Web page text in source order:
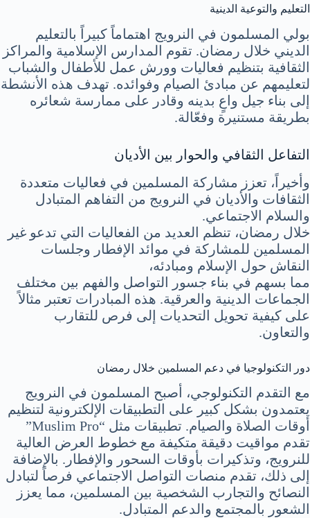
التعليم والتوعية الدينية
بولي المسلمون في النرويج اهتماماً كبيراً بالتعليم
الديني خلال رمضان. تقوم المدارس الإسلامية والمراكز
الثقافية بتنظيم فعاليات وورش عمل للأطفال والشباب
لتعليمهم عن مبادئ الصيام وفوائده. تهدف هذه الأنشطة
إلى بناء جيل واعٍ بدينه وقادر على ممارسة شعائره
بطريقة مستنيرة وفعّالة.
التفاعل الثقافي والحوار بين الأديان
وأخيراً، تعزز مشاركة المسلمين في فعاليات متعددة
الثقافات والأديان في النرويج من التفاهم المتبادل
والسلام الاجتماعي.
خلال رمضان، تنظم العديد من الفعاليات التي تدعو غير
المسلمين للمشاركة في موائد الإفطار وجلسات
النقاش حول الإسلام ومبادئه،
مما بسهم في بناء جسور التواصل والفهم بين مختلف
الجماعات الدينية والعرقية. هذه المبادرات تعتبر مثالاً
على كيفية تحويل التحديات إلى فرص للتقارب
والتعاون.
دور التكنولوجيا في دعم المسلمين خلال رمضان
مع التقدم التكنولوجي، أصبح المسلمون في النرويج
يعتمدون بشكل كبير على التطبيقات الإلكترونية لتنظيم
أوقات الصلاة والصيام. تطبيقات مثل “Muslim Pro”
تقدم مواقيت دقيقة متكيفة مع خطوط العرض العالية
للنرويج، وتذكيرات بأوقات السحور والإفطار. بالإضافة
إلى ذلك، تقدم منصات التواصل الاجتماعي فرصاً لتبادل
النصائح والتجارب الشخصية بين المسلمين، مما يعزز
الشعور بالمجتمع والدعم المتبادل.